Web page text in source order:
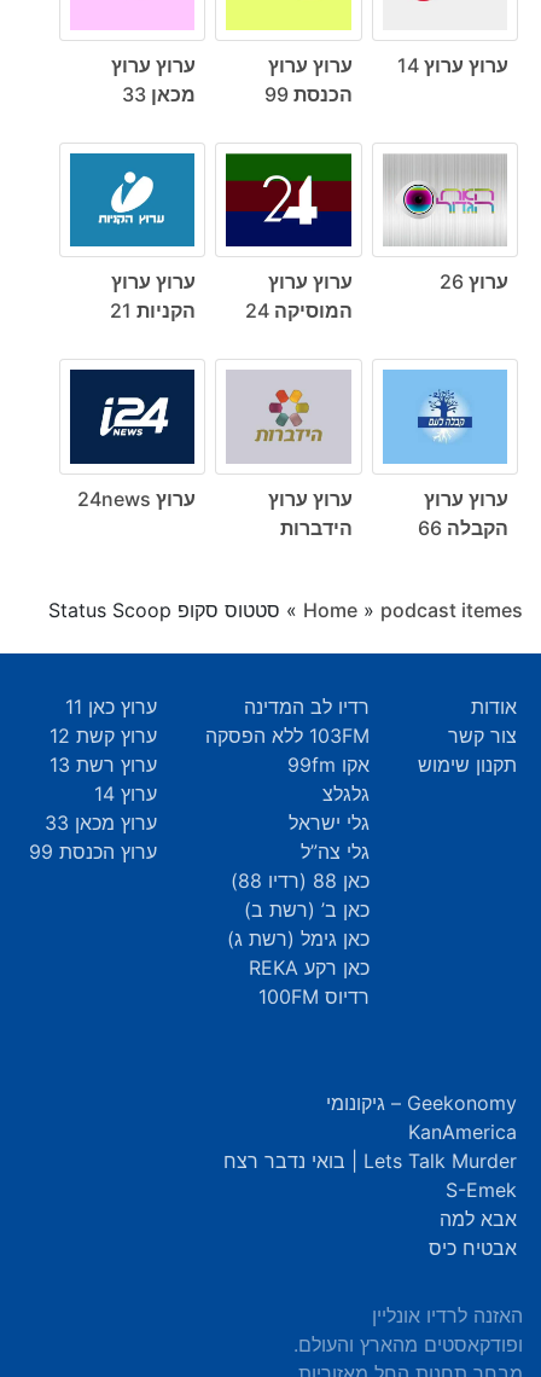
ערוץ ערוץ 14
ערוץ ערוץ
הכנסת 99
ערוץ ערוץ
מכאן 33
ערוץ 26
ערוץ ערוץ
המוסיקה 24
ערוץ ערוץ
הקניות 21
ערוץ ערוץ
הקבלה 66
ערוץ ערוץ
הידברות
ערוץ 24news
Home » podcast itemes
» סטטוס סקופ Status Scoop
אודות
צור קשר
תקנון שימוש
רדיו לב המדינה
103FM ללא הפסקה
אקו 99fm
גלגלצ
גלי ישראל
גלי צה”ל
כאן 88 (רדיו 88)
כאן ב’ (רשת ב)
כאן גימל (רשת ג)
כאן רקע REKA
רדיוס 100FM
ערוץ כאן 11
ערוץ קשת 12
ערוץ רשת 13
ערוץ 14
ערוץ מכאן 33
ערוץ הכנסת 99
Geekonomy – גיקונומי
KanAmerica
Lets Talk Murder | בואי נדבר רצח
S-Emek
אבא למה
אבטיח כיס
האזנה לרדיו אונליין
ופודקאסטים מהארץ והעולם.